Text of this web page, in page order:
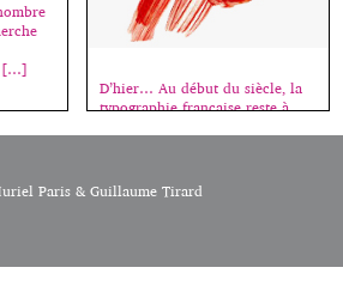
[…]
D’hier… Au début du siècle, la
typographie française reste à
recherches plus traditionnelles
de dessinateurs travaillant pour
Paris & Guillaume Tirard